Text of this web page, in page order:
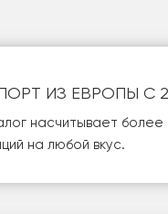
ИЗ ЕВРОПЫ С
насчитывает более
на любой вкус.